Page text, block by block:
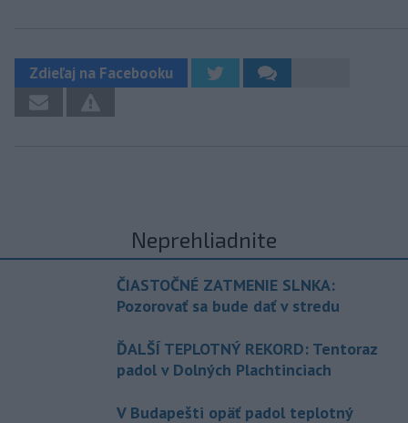
Zdieľaj na Facebooku
Neprehliadnite
ČIASTOČNÉ ZATMENIE SLNKA:
Pozorovať sa bude dať v stredu
ĎALŠÍ TEPLOTNÝ REKORD: Tentoraz
padol v Dolných Plachtinciach
V Budapešti opäť padol teplotný